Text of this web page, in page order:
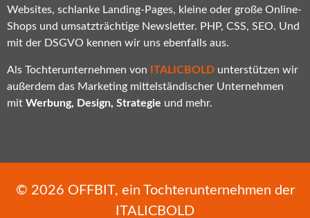
Websites, schlanke Landing-Pages, kleine oder große Online-
Shops und umsatzträchtige Newsletter. PHP, CSS, SEO. Und
mit der DSGVO kennen wir uns ebenfalls aus.
Als Tochterunternehmen von ITALICBOLD unterstützen wir
außerdem das Marketing mittelständischer Unternehmen
mit Werbung, Design, Strategie und mehr.
© 2026 OFFBIT, ein Tochterunternehmen der
ITALICBOLD